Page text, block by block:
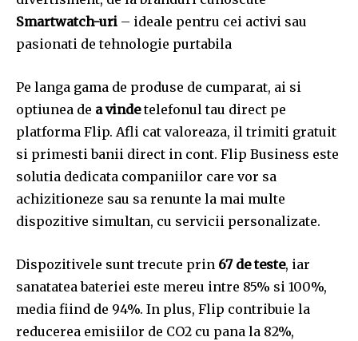
Smartwatch-uri – ideale pentru cei activi sau
pasionati de tehnologie purtabila
Pe langa gama de produse de cumparat, ai si
optiunea de a vindetelefonul tau direct pe
platforma Flip. Afli cat valoreaza, il trimiti gratuit
si primesti banii direct in cont. Flip Business este
solutia dedicata companiilor care vor sa
achizitioneze sau sa renunte la mai multe
dispozitive simultan, cu servicii personalizate.
Dispozitivele sunt trecute prin 67 de teste, iar
sanatatea bateriei este mereu intre 85% si 100%,
media fiind de 94%. In plus, Flip contribuie la
reducerea emisiilor de CO2 cu pana la 82%,